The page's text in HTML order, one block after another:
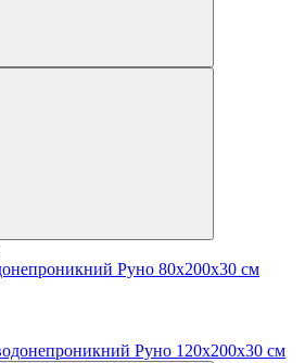
Руно 80х200х30 см